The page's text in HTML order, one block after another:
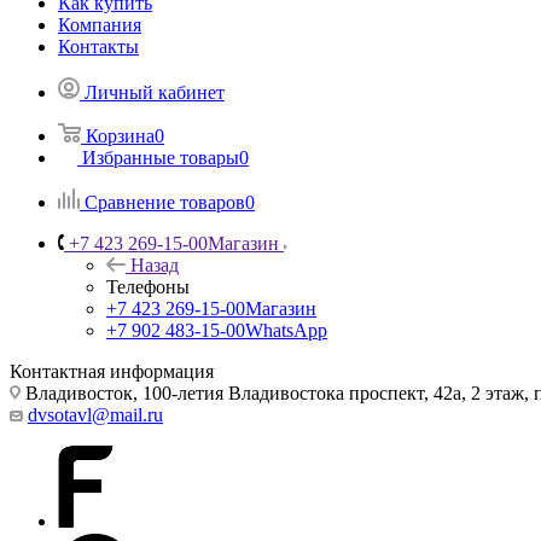
Компания
Контакты
Личный кабинет
Корзина0
Избранные товары0
Сравнение товаров0
+7 423 269-15-00Магазин
Назад
Телефоны
+7 423 269-15-00Магазин
+7 902 483-15-00WhatsApp
Контактная информация
Владивосток, 100-летия Владивостока проспект, 42а, 2
dvsotavl@mail.ru